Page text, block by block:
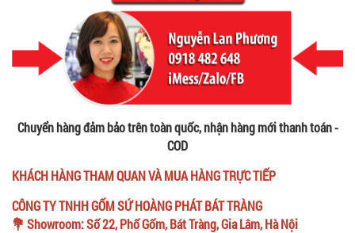
Chuyển hàng đảm bảo trên toàn quốc, nhận hàng mới thanh toán -
COD
KHÁCH HÀNG THAM QUAN VÀ MUA HÀNG TRỰC TIẾP
CÔNG TY TNHH GỐM SỨ HOÀNG PHÁT BÁT TRÀNG
💐 Showroom: Số 22, Phố Gốm, Bát Tràng, Gia Lâm, Hà Nội